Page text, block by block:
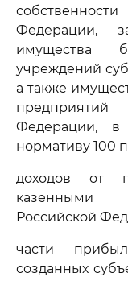
Федерации,
имущества
учреждений
а также
Федерации,
нормативу 100
доходов от
казенными
Российской
части
созданных